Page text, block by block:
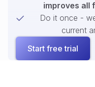
improves all
Do it once -
current
Start free trial